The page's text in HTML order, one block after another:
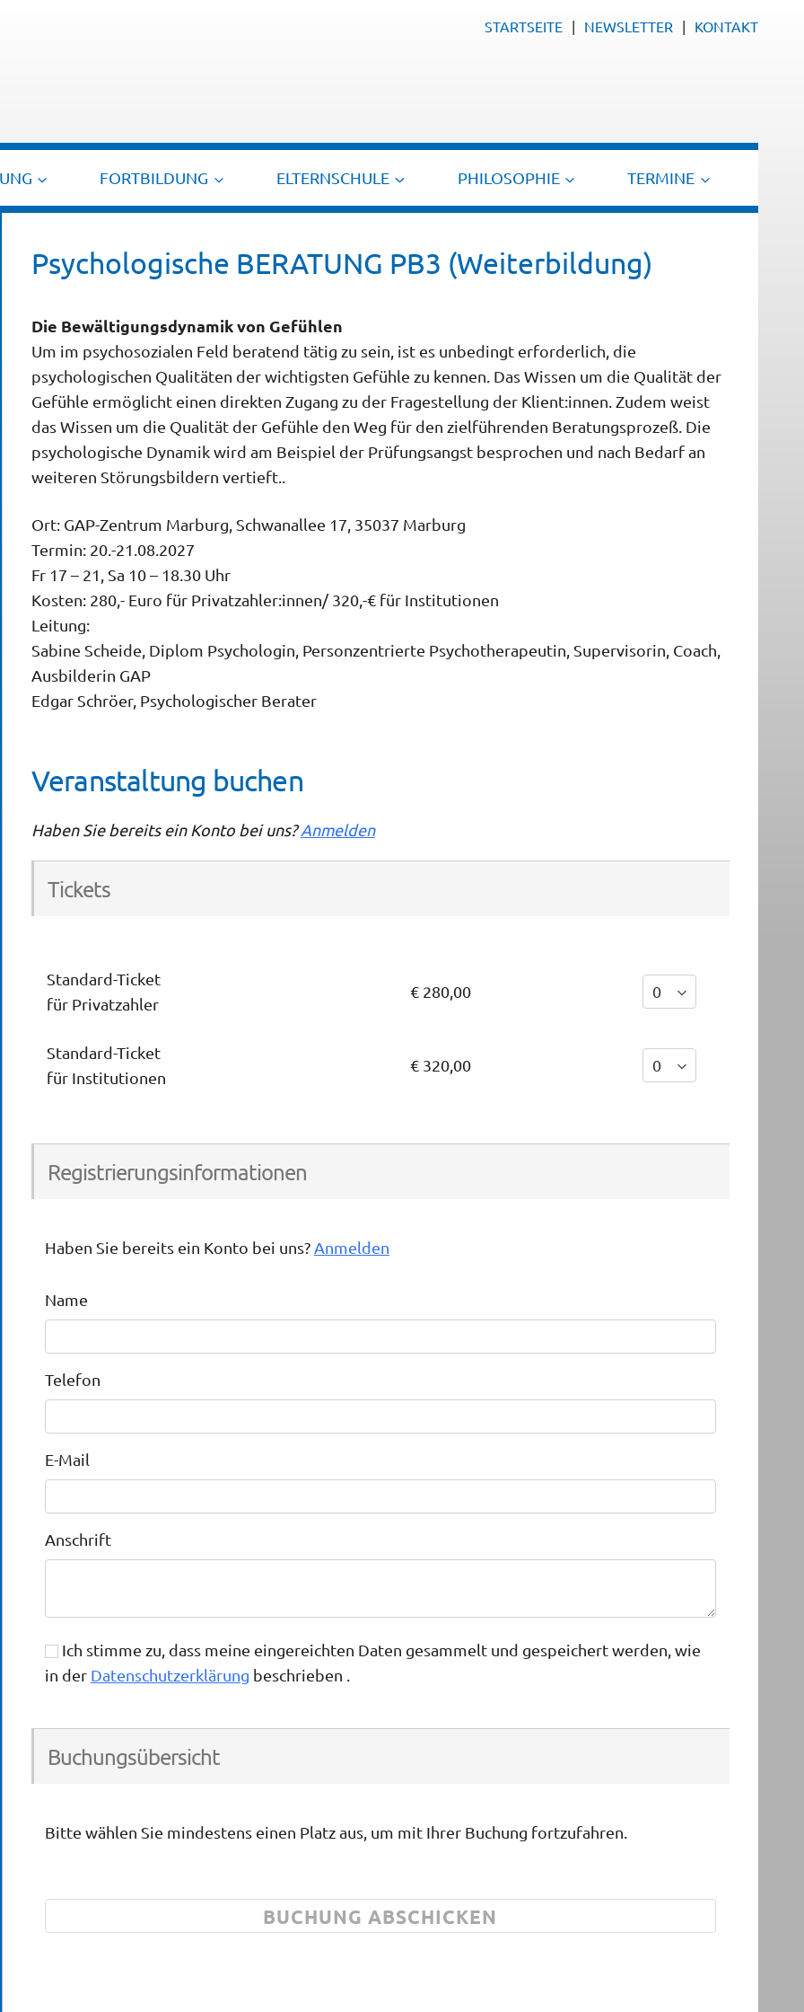
STARTSEITE NEWSLETTER KONTAKT
FORTBILDUNG ELTERNSCHULE PHILOSOPHIE TERMINE
Psychologische BERATUNG PB3 (Weiterbildung)
Die Bewältigungsdynamik von Gefühlen
Um im psychosozialen Feld beratend tätig zu sein, ist es unbedingt erforderlich, die
psychologischen Qualitäten der wichtigsten Gefühle zu kennen. Das Wissen um die Qualität der
Gefühle ermöglicht einen direkten Zugang zu der Fragestellung der Klient:innen. Zudem weist
das Wissen um die Qualität der Gefühle den Weg für den zielführenden Beratungsprozeß. Die
psychologische Dynamik wird am Beispiel der Prüfungsangst besprochen und nach Bedarf an
weiteren Störungsbildern vertieft..
Ort: GAP-Zentrum Marburg, Schwanallee 17, 35037 Marburg
Termin: 20.-21.08.2027
Fr 17 – 21, Sa 10 – 18.30 Uhr
Kosten: 280,- Euro für Privatzahler:innen/ 320,-€ für Institutionen
Leitung:
Sabine Scheide, Diplom Psychologin, Personzentrierte Psychotherapeutin, Supervisorin, Coach,
Ausbilderin GAP
Edgar Schröer, Psychologischer Berater
Veranstaltung buchen
Haben Sie bereits ein Konto bei uns?Anmelden
Tickets
Standard-Ticket
für Privatzahler
€ 280,00
Standard-Ticket
für Institutionen
€ 320,00
Registrierungsinformationen
Haben Sie bereits ein Konto bei uns?Anmelden
Name
Telefon
E-Mail
Anschrift
Ich stimme zu, dass meine eingereichten Daten gesammelt und gespeichert werden, wie
in der Datenschutzerklärung beschrieben .
Buchungsübersicht
Bitte wählen Sie mindestens einen Platz aus, um mit Ihrer Buchung fortzufahren.